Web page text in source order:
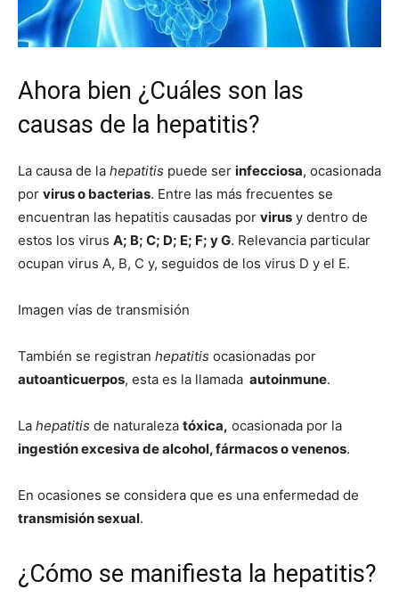
Ahora bien ¿Cuáles son las
causas de la hepatitis?
La causa de la hepatitis puede ser infecciosa, ocasionada
por virus o bacterias. Entre las más frecuentes se
encuentran las hepatitis causadas por virus y dentro de
estos los virus A; B; C; D; E; F; y G. Relevancia particular
ocupan virus A, B, C y, seguidos de los virus D y el E.
Imagen vías de transmisión
También se registran hepatitis ocasionadas por
autoanticuerpos, esta es la llamada autoinmune.
La hepatitis de naturaleza tóxica, ocasionada por la
ingestión excesiva de alcohol, fármacos o venenos.
En ocasiones se considera que es una enfermedad de
transmisión sexual.
¿Cómo se manifiesta la hepatitis?